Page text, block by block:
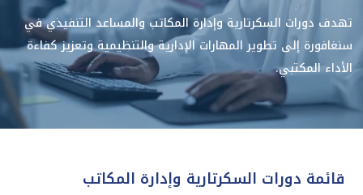
تهدف دورات السكرتارية وإدارة المكاتب والمساعد التنفيذي في
سنغافورة إلى تطوير المهارات الإدارية والتنظيمية وتعزيز كفاءة
الأداء المكتبي.
قائمة دورات السكرتارية وإدارة المكاتب